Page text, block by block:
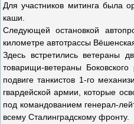
Для участников митинга была
каши.
Следующей остановкой
километре автотрассы
Здесь встретились ветераны
товарищи-ветераны
подвиге танкистов 1-го
гвардейской армии, которые
под командованием генерал-
всему Сталинградскому фронту.